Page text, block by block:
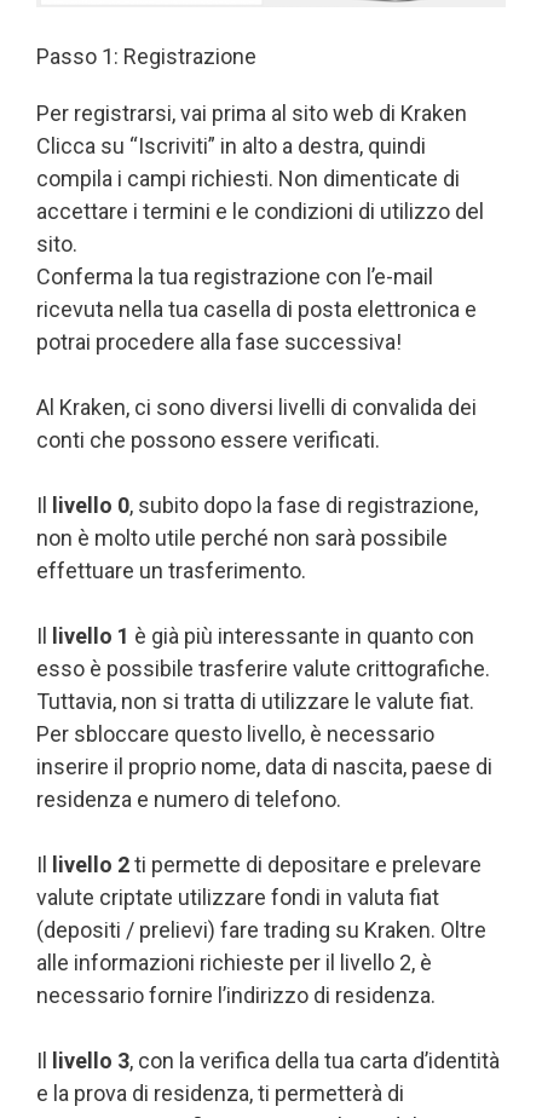
Passo 1: Registrazione
Per registrarsi, vai prima al sito web di Kraken
Clicca su “Iscriviti” in alto a destra, quindi
compila i campi richiesti. Non dimenticate di
accettare i termini e le condizioni di utilizzo del
sito.
Conferma la tua registrazione con l’e-mail
ricevuta nella tua casella di posta elettronica e
potrai procedere alla fase successiva!
Al Kraken, ci sono diversi livelli di convalida dei
conti che possono essere verificati.
Il livello 0, subito dopo la fase di registrazione,
non è molto utile perché non sarà possibile
effettuare un trasferimento.
Il livello 1 è già più interessante in quanto con
esso è possibile trasferire valute crittografiche.
Tuttavia, non si tratta di utilizzare le valute fiat.
Per sbloccare questo livello, è necessario
inserire il proprio nome, data di nascita, paese di
residenza e numero di telefono.
Il livello 2ti permette di depositare e prelevare
valute criptate utilizzare fondi in valuta fiat
(depositi / prelievi) fare trading su Kraken. Oltre
alle informazioni richieste per il livello 2, è
necessario fornire l’indirizzo di residenza.
Il livello 3, con la verifica della tua carta d’identità
e la prova di residenza, ti permetterà di